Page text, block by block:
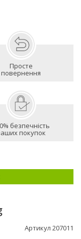
Просте
повернення
безпечність
покупок
Артикул 207011